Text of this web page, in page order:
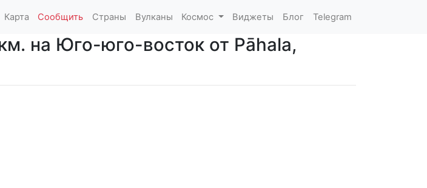
Карта Сообщить Страны Вулканы Космос Виджеты Блог Telegram
на Юго-юго-восток от Pāhala,